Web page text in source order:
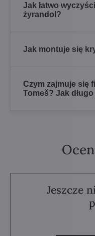
Jak łatwo
żyrandol?
Jak montuje się
Czym zajmuje się
Tomeš? Jak
Jeszcze